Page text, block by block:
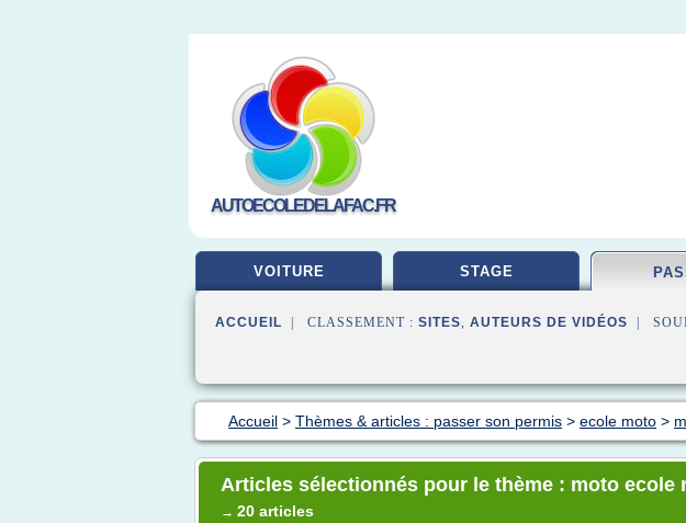
AUTOECOLEDELAFAC.FR
VOITURE STAGE
ACCUEIL | CLASSEMENT : SITES, AUTEURS DE VIDÉOS |
Accueil > Thèmes & articles : passer son permis > ecole moto >
Articles sélectionnés pour le thème : moto ecole
→ 20 articles